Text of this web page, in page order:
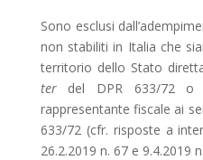
Sono esclusi
non stabiliti in Italia che
territorio dello Stato
terdel DPR 633/72 o
rappresentante fiscale ai
633/72 (cfr. risposte a
26.2.2019 n. 67 e 9.4.2019